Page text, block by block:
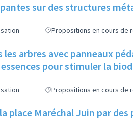
sur des structures
Propositions en cours de
arbres avec panneaux
pour stimuler la
Propositions en cours de
place Maréchal Juin par